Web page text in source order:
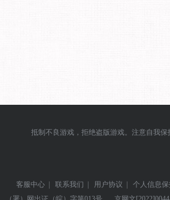
抵制不良游戏，拒绝盗版游戏。注意自我
客服中心 | 联系我们 | 用户协议 |
个人信息